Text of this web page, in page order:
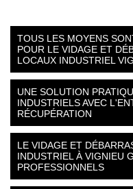
TOUS LES MOYENS
POUR LE VIDAGE ET
LOCAUX INDUSTRIEL
UNE SOLUTION
INDUSTRIELS AVEC
RÉCUPÉRATION
LE VIDAGE ET
INDUSTRIEL À VIGNIEU
PROFESSIONNELS